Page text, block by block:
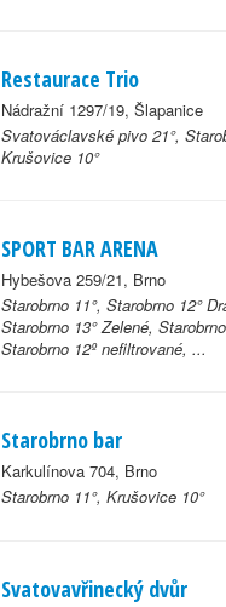
Restaurace Trio
Nádražní 1297/19, Šlapanice
Svatováclavské pivo 21°,
Krušovice 10°
SPORT BAR ARENA
Hybešova 259/21, Brno
Starobrno 11°, Starobrno 12°
Starobrno 13° Zelené,
Starobrno 12º nefiltrované, ...
Starobrno bar
Karkulínova 704, Brno
Starobrno 11°, Krušovice 10°
Svatovavřinecký dvůr